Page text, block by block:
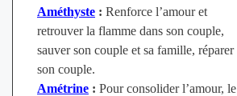
Améthyste: Renforce l’amour et
retrouver la flamme dans son couple,
sauver son couple et sa famille, réparer
son couple.
Amétrine: Pour consolider l’amour, le